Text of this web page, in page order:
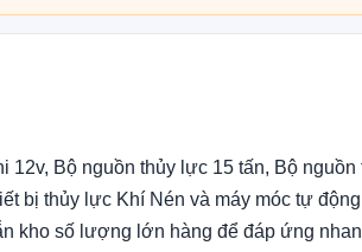
12v, Bộ nguồn thủy lực 15 tấn, Bộ
bị thủy lực Khí Nén và máy móc tự
kho số lượng lớn hàng để đáp ứng